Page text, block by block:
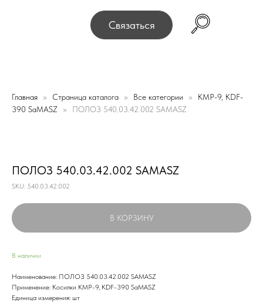
Связаться
Офис и склад теперь по адресу 220075,
Главная Страница каталога Все категории
КМР-9, KDF-
390 SaMASZ
ПОЛОЗ 540.03.42.002 SAMASZ
ПОЛОЗ 540.03.42.002 SAMASZ
SKU: 540.03.42.002
В КОРЗИНУ
В наличии
Наименование: ПОЛОЗ 540.03.42.002 SAMASZ
Применение: Косилки КМР-9, KDF-390 SaMASZ
Единица измерения: шт